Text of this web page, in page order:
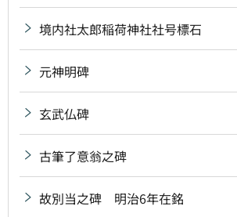
境内社太郎稲荷神社社号標石
元神明碑
玄武仏碑
古筆了意翁之碑
故別当之碑 明治6年在銘